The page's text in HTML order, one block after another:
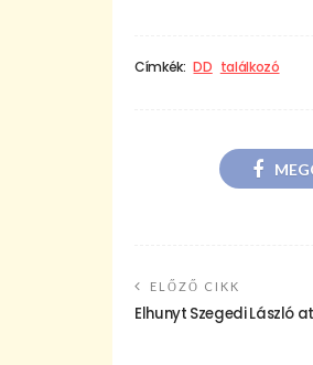
Címkék: DD találkozó
ELŐZŐ CIKK
Elhunyt Szegedi László